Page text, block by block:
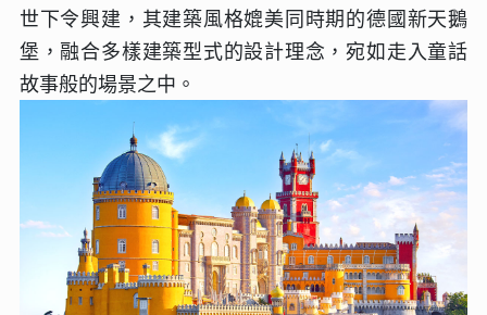
世下令興建，其建築風格媲美同時期的德國新天鵝
堡，融合多樣建築型式的設計理念，宛如走入童話
故事般的場景之中。